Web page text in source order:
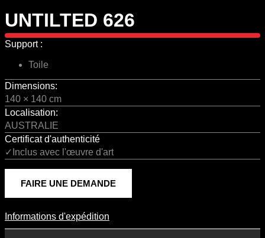
UNTILTED 626
Support :
Toile
Dimensions:
140 × 140 cm
Localisation:
AUSTRALIE
Certificat d'authenticité
✓Inclus avec l'œuvre d'art
FAIRE UNE DEMANDE
Informations D'expédition
Informations d'expédition